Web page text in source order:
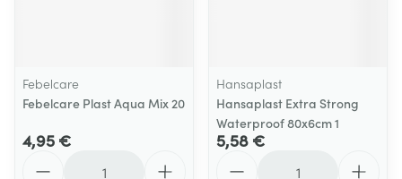
Febelcare
Febelcare Plast Aqua Mix 20
4,95 €
Hansaplast
Hansaplast Extra Strong
Waterproof 80x6cm 1
5,58 €